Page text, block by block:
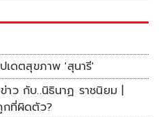
เดตสุขภาพ 'สุนารี'
าว กับ..นิธินาฏ ราชนิยม |
กที่ผิดตัว?